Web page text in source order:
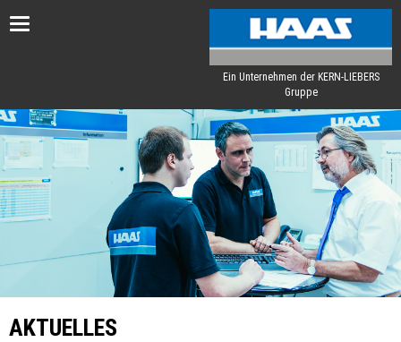
Toggle
Ein Unternehmen der KERN-LIEBERS
Gruppe
AKTUELLES